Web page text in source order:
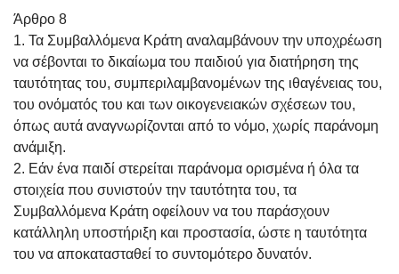
Άρθρο 8
1. Τα Συμβαλλόμενα Κράτη αναλαμβάνουν την υποχρέωση
να σέβονται το δικαίωμα του παιδιού για διατήρηση της
ταυτότητας του, συμπεριλαμβανομένων της ιθαγένειας του,
του ονόματός του και των οικογενειακών σχέσεων του,
όπως αυτά αναγνωρίζονται από το νόμο, χωρίς παράνομη
ανάμιξη.
2. Εάν ένα παιδί στερείται παράνομα ορισμένα ή όλα τα
στοιχεία που συνιστούν την ταυτότητα του, τα
Συμβαλλόμενα Κράτη οφείλουν να του παράσχουν
κατάλληλη υποστήριξη και προστασία, ώστε η ταυτότητα
του να αποκατασταθεί το συντομότερο δυνατόν.